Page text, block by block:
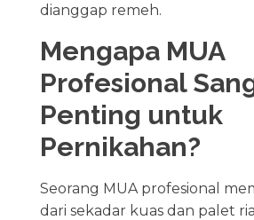
dianggap remeh.
Mengapa MUA
Profesional
Penting untuk
Pernikahan?
Seorang MUA profesional
dari sekadar kuas dan palet